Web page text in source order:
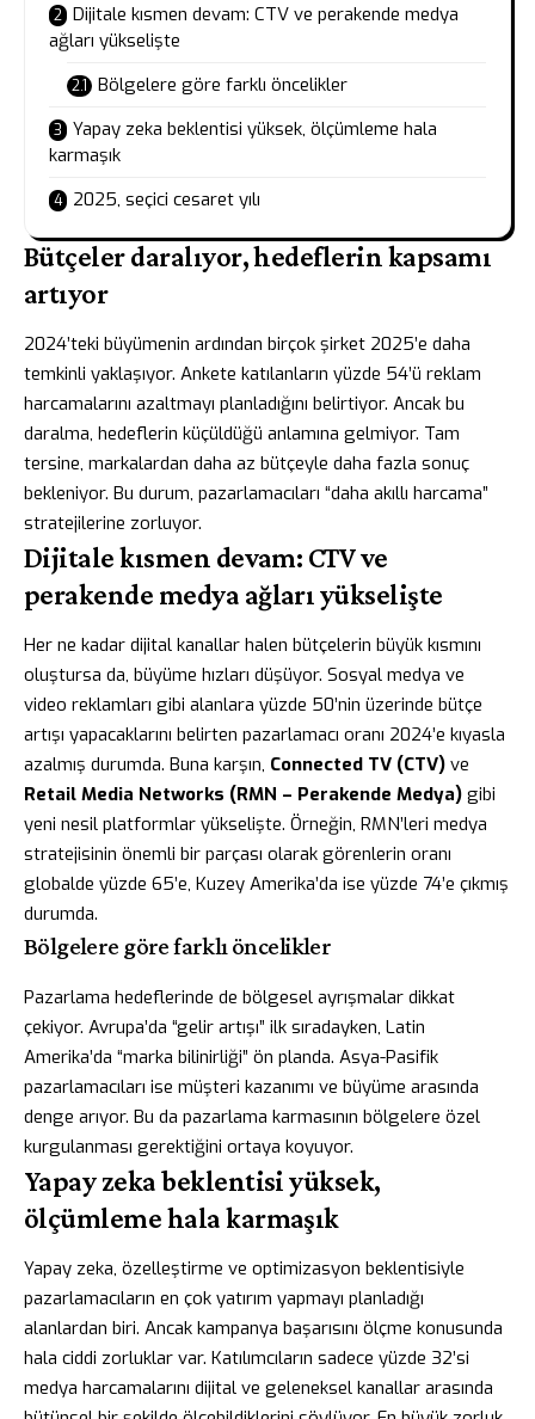
Dijitale kısmen devam: CTV ve perakende medya
ağları yükselişte
Bölgelere göre farklı öncelikler
Yapay zeka beklentisi yüksek, ölçümleme hala
karmaşık
2025, seçici cesaret yılı
Bütçeler daralıyor, hedeflerin kapsamı
artıyor
2024’teki büyümenin ardından birçok şirket 2025’e daha
temkinli yaklaşıyor. Ankete katılanların yüzde 54’ü reklam
harcamalarını azaltmayı planladığını belirtiyor. Ancak bu
daralma, hedeflerin küçüldüğü anlamına gelmiyor. Tam
tersine, markalardan daha az bütçeyle daha fazla sonuç
bekleniyor. Bu durum, pazarlamacıları “daha akıllı harcama”
stratejilerine zorluyor.
Dijitale kısmen devam: CTV ve
perakende medya ağları yükselişte
Her ne kadar dijital kanallar halen bütçelerin büyük kısmını
oluştursa da, büyüme hızları düşüyor. Sosyal medya ve
video reklamları gibi alanlara yüzde 50’nin üzerinde bütçe
artışı yapacaklarını belirten pazarlamacı oranı 2024’e kıyasla
azalmış durumda. Buna karşın, Connected TV (CTV) ve
Retail Media Networks (RMN – Perakende Medya) gibi
yeni nesil platformlar yükselişte. Örneğin, RMN’leri medya
stratejisinin önemli bir parçası olarak görenlerin oranı
globalde yüzde 65’e, Kuzey Amerika’da ise yüzde 74’e çıkmış
durumda.
Bölgelere göre farklı öncelikler
Pazarlama hedeflerinde de bölgesel ayrışmalar dikkat
çekiyor. Avrupa’da “gelir artışı” ilk sıradayken, Latin
Amerika’da “marka bilinirliği” ön planda. Asya-Pasifik
pazarlamacıları ise müşteri kazanımı ve büyüme arasında
denge arıyor. Bu da pazarlama karmasının bölgelere özel
kurgulanması gerektiğini ortaya koyuyor.
Yapay zeka beklentisi yüksek,
ölçümleme hala karmaşık
Yapay zeka, özelleştirme ve optimizasyon beklentisiyle
pazarlamacıların en çok yatırım yapmayı planladığı
alanlardan biri. Ancak kampanya başarısını ölçme konusunda
hala ciddi zorluklar var. Katılımcıların sadece yüzde 32’si
medya harcamalarını dijital ve geleneksel kanallar arasında